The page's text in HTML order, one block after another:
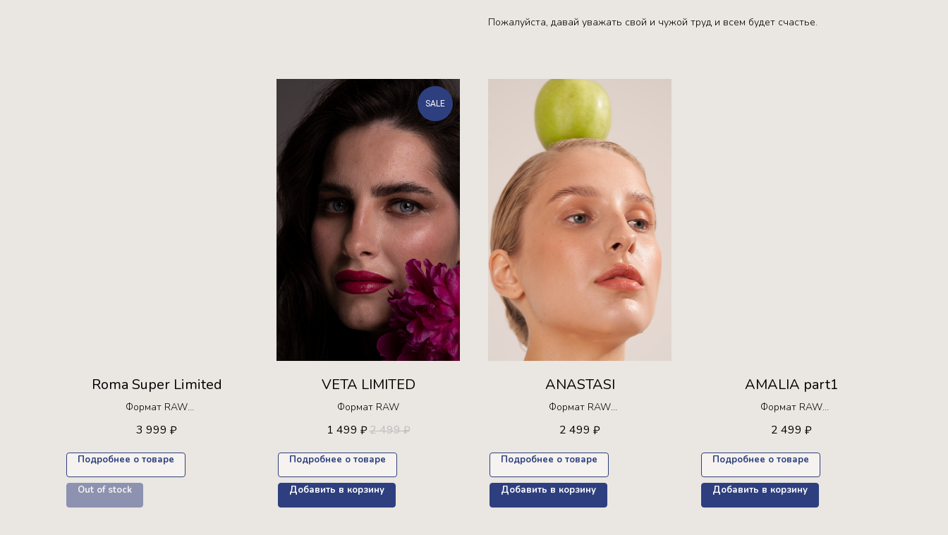
Пожалуйста, давай уважать свой и чужой труд и всем будет счастье.
Roma Super Limited
Формат RAW
Доступна для покупки только 10 раз +
пресет в подарок
3 999 ₽
Подробнее о товаре
Out of stock
SALE
VETA LIMITED
Формат RAW
1 499 ₽2 499₽
Подробнее о товаре
Добавить в корзину
ANASTASI
Формат RAW
Доступна для покупки только 30 раз +
пресет в подарок
2 499 ₽
Подробнее о товаре
Добавить в корзину
AMALIA part1
Формат RAW
Доступна для покупки только 30 раз+
пресет в подарок
2 499 ₽
Подробнее о товаре
Добавить в корзину